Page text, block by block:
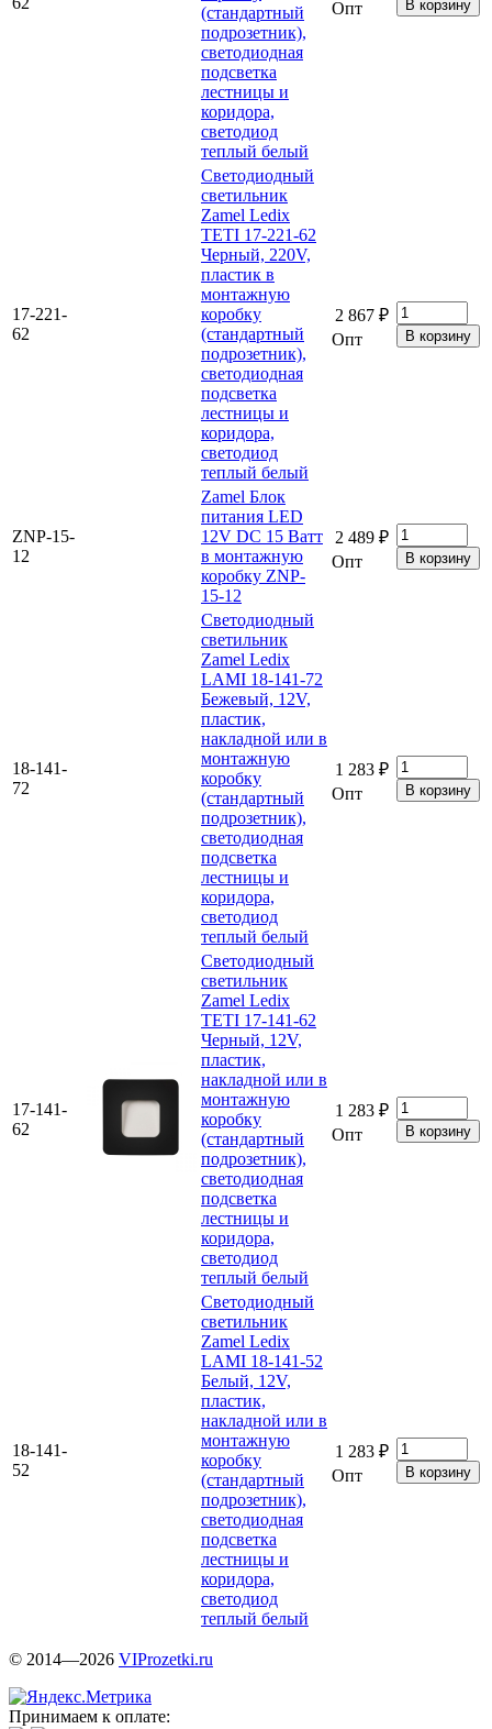
(стандартный
подрозетник),
светодиодная
подсветка
лестницы и
коридора,
светодиод
теплый белый
Опт
17-221-
62
Светодиодный
светильник
Zamel Ledix
TETI 17-221-62
Черный, 220V,
пластик в
монтажную
коробку
(стандартный
подрозетник),
светодиодная
подсветка
лестницы и
коридора,
светодиод
теплый белый
2 867 ₽
Опт
ZNP-15-
12
Zamel Блок
питания LED
12V DC 15 Ватт
в монтажную
коробку ZNP-
15-12
2 489 ₽
Опт
18-141-
72
Светодиодный
светильник
Zamel Ledix
LAMI 18-141-72
Бежевый, 12V,
пластик,
накладной или в
монтажную
коробку
(стандартный
подрозетник),
светодиодная
подсветка
лестницы и
коридора,
светодиод
теплый белый
1 283 ₽
Опт
17-141-
62
Светодиодный
светильник
Zamel Ledix
TETI 17-141-62
Черный, 12V,
пластик,
накладной или в
монтажную
коробку
(стандартный
подрозетник),
светодиодная
подсветка
лестницы и
коридора,
светодиод
теплый белый
1 283 ₽
Опт
18-141-
52
Светодиодный
светильник
Zamel Ledix
LAMI 18-141-52
Белый, 12V,
пластик,
накладной или в
монтажную
коробку
(стандартный
подрозетник),
светодиодная
подсветка
лестницы и
коридора,
светодиод
теплый белый
1 283 ₽
Опт
© 2014—2026 VIProzetki.ru
Принимаем к оплате: